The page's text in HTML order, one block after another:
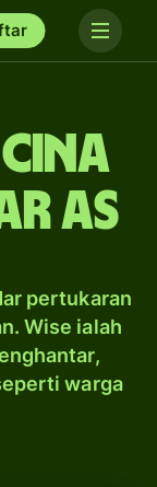
AS
pertukaran
Wise ialah
warga